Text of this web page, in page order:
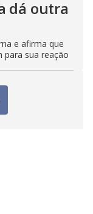
dá outra
e afirma que
para sua reação